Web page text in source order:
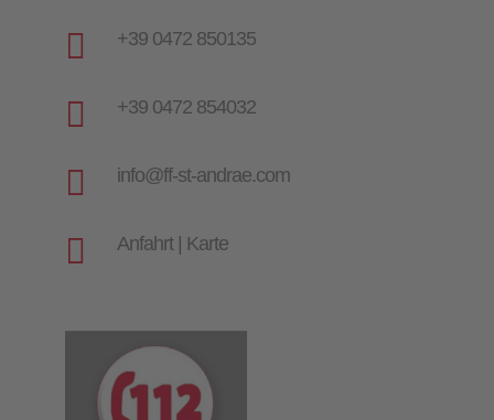
 +39 0472 850135
 +39 0472 854032
 info@ff-st-andrae.com
 Anfahrt | Karte